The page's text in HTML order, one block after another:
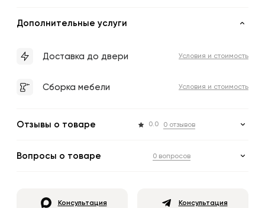
Дополнительные услуги
Доставка до двери Условия и стоимость
Сборка мебели Условия и стоимость
Отзывы о товаре 0.0 0 отзывов
Вопросы о товаре 0 вопросов
Консультация Консультация